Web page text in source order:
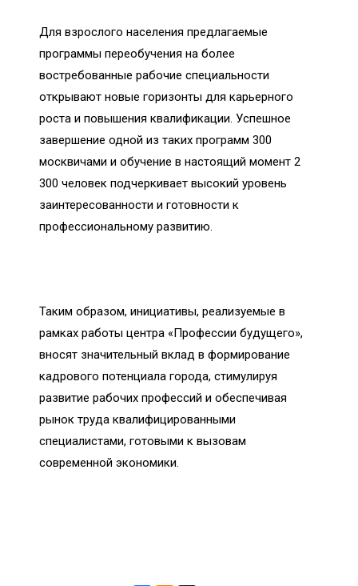
Для взрослого населения предлагаемые
программы переобучения на более
востребованные рабочие специальности
открывают новые горизонты для карьерного
роста и повышения квалификации. Успешное
завершение одной из таких программ 300
москвичами и обучение в настоящий момент 2
300 человек подчеркивает высокий уровень
заинтересованности и готовности к
профессиональному развитию.
Таким образом, инициативы, реализуемые в
рамках работы центра «Профессии будущего»,
вносят значительный вклад в формирование
кадрового потенциала города, стимулируя
развитие рабочих профессий и обеспечивая
рынок труда квалифицированными
специалистами, готовыми к вызовам
современной экономики.